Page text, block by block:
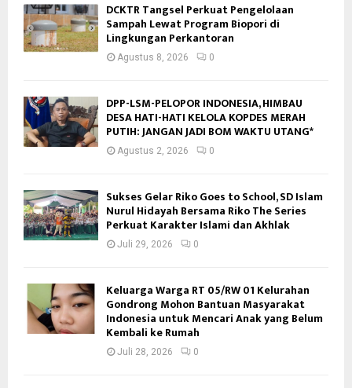
DCKTR Tangsel Perkuat Pengelolaan
Sampah Lewat Program Biopori di
Lingkungan Perkantoran
Agustus 8, 2026 0
DPP-LSM-PELOPOR INDONESIA, HIMBAU
DESA HATI-HATI KELOLA KOPDES MERAH
PUTIH: JANGAN JADI BOM WAKTU UTANG*
Agustus 2, 2026 0
Sukses Gelar Riko Goes to School, SD Islam
Nurul Hidayah Bersama Riko The Series
Perkuat Karakter Islami dan Akhlak
Juli 29, 2026 0
Keluarga Warga RT 05/RW 01 Kelurahan
Gondrong Mohon Bantuan Masyarakat
Indonesia untuk Mencari Anak yang Belum
Kembali ke Rumah
Juli 28, 2026 0